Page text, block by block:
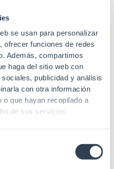
se usan para personalizar
ofrecer funciones de redes
Además, compartimos
haga del sitio web con
publicidad y análisis
con otra información
o que hayan recopilado a
de sus servicios.
1000 mm, ancho 600 mm,
desmontado, con
accesorios
SKU: 31GTS4218
SERVIDORES 42U, fondo